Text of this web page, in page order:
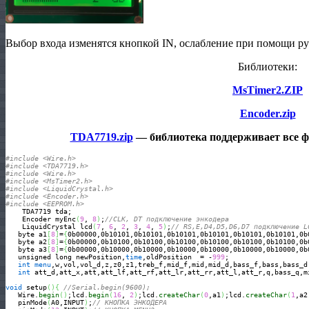
Выбор входа изменятся кнопкой IN, ослабление при помощи
Библиотеки:
MsTimer2.ZIP
Encoder.zip
TDA7719.zip— библиотека поддерживает все
#include <Wire.h>
#include <TDA7719.h>
#include <Wire.h>
#include <MsTimer2.h>
#include <LiquidCrystal.h>
#include <Encoder.h>
#include <EEPROM.h>
    TDA7719 tda;
    Encoder myEnc
(9 8) ; //CLK, DT подключение энкодера
    LiquidCrystal lcd
(7 6 2 3 4 5) ; // RS,E,D4,D5,D6,D7 подключение
   byte a1
[8] ={
   byte a2
[8] ={
   byte a3
[8] ={
   unsigned long newPosition,
time ,oldPosition  = -999;
int
menu
int
void setup( ) {
//Serial.begin(9600);
   Wire.
begin( ) ;lcd. begin( 16 2 ) ;lcd. createChar(0 ,a1 ) ;lcd. createChar( 1 ,a2
   pinMode
(A0,INPUT) ; // КНОПКА ЭНКОДЕРA